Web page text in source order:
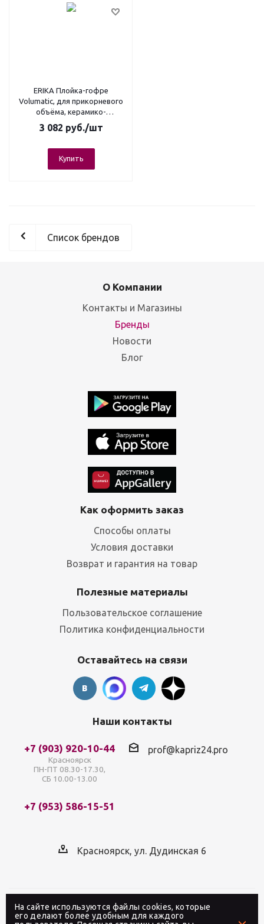
ERIKA Плойка-гофре
Volumatic, для прикорневого
объёма, керамико-
турмалиновое покрытие, 15
мм
3 082 руб./шт
Купить
Список брендов
На сайте используются файлы cookies, которые
его делают более удобным для каждого
О Компании
Контакты и Магазины
Бренды
Новости
Блог
Как оформить заказ
Способы оплаты
Условия доставки
Возврат и гарантия на товар
Полезные материалы
Пользовательское соглашение
Политика конфиденциальности
Оставайтесь на связи
Наши контакты
+7 (903) 920-10-44
Красноярск
ПН-ПТ 08.30-17.30,
СБ 10.00-13.00
+7 (953) 586-15-51
prof@kapriz24.pro
Красноярск, ул. Дудинская 6
2026 © Интернет-магазин профессиональной